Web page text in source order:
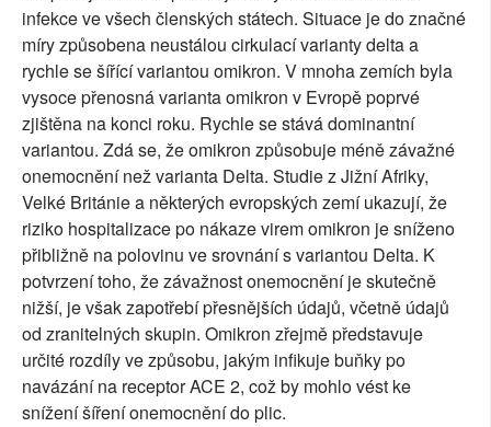
infekce ve všech členských státech. Situace je do značné
míry způsobena neustálou cirkulací varianty delta a
rychle se šířící variantou omikron. V mnoha zemích byla
vysoce přenosná varianta omikron v Evropě poprvé
zjištěna na konci roku. Rychle se stává dominantní
variantou. Zdá se, že omikron způsobuje méně závažné
onemocnění než varianta Delta. Studie z Jižní Afriky,
Velké Británie a některých evropských zemí ukazují, že
riziko hospitalizace po nákaze virem omikron je sníženo
přibližně na polovinu ve srovnání s variantou Delta. K
potvrzení toho, že závažnost onemocnění je skutečně
nižší, je však zapotřebí přesnějších údajů, včetně údajů
od zranitelných skupin. Omikron zřejmě představuje
určité rozdíly ve způsobu, jakým infikuje buňky po
navázání na receptor ACE 2, což by mohlo vést ke
snížení šíření onemocnění do plic.